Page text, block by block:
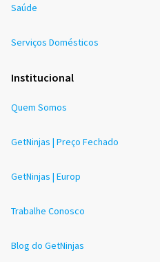
Saúde
Serviços Domésticos
Institucional
Quem Somos
GetNinjas | Preço Fechado
GetNinjas | Europ
Trabalhe Conosco
Blog do GetNinjas